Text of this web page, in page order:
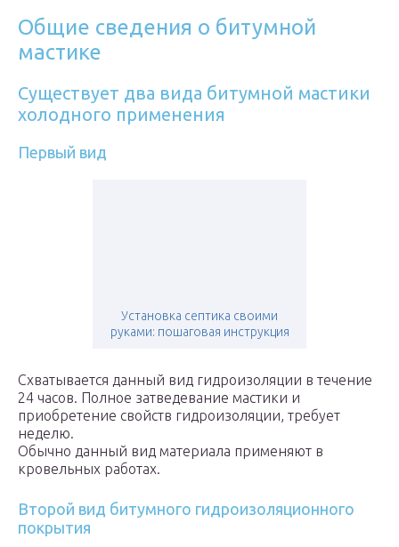
Общие сведения о битумной
мастике
Существует два вида битумной мастики
холодного применения
Первый вид
Установка септика своими
руками: пошаговая инструкция
Схватывается данный вид гидроизоляции в течение
24 часов. Полное затведевание мастики и
приобретение свойств гидроизоляции, требует
неделю.
Обычно данный вид материала применяют в
кровельных работах.
Второй вид битумного гидроизоляционного
покрытия